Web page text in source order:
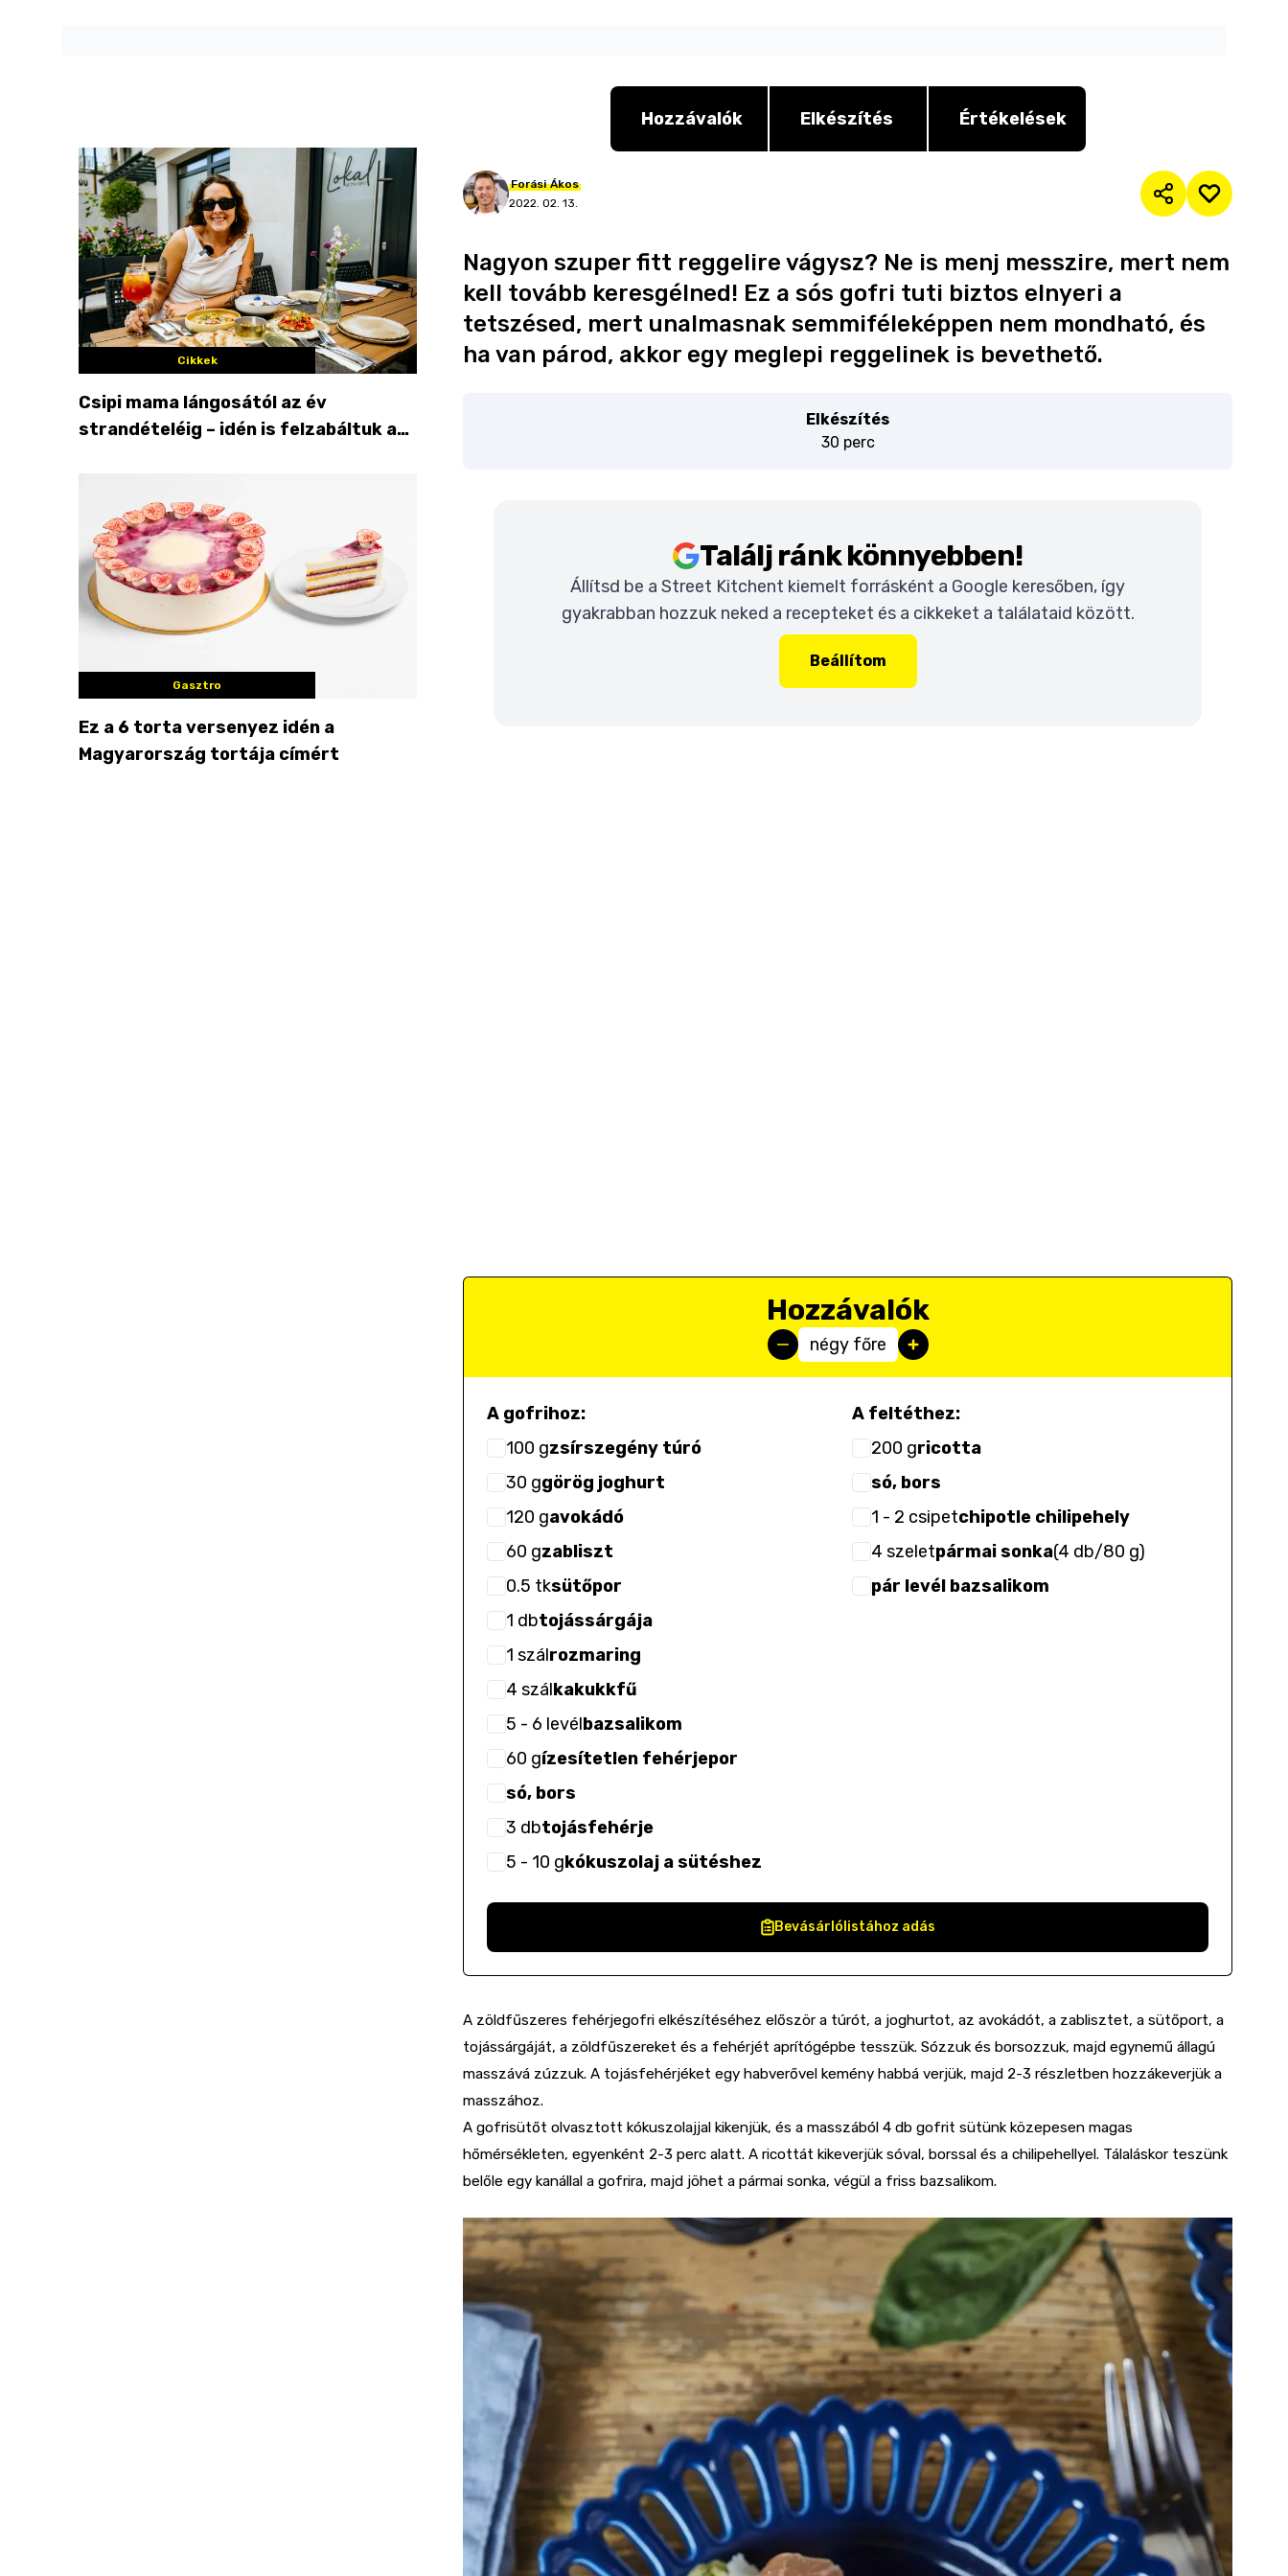
Cikkek
Csipi mama lángosától az év
strandételéig – idén is felzabáltuk a
Gasztro
Ez a 6 torta versenyez idén a
Magyarország tortája címért
Hozzávalók Elkészítés Értékelések
Forási Ákos
2022. 02. 13.
Nagyon szuper fitt reggelire vágysz? Ne is menj messzire, mert nem
kell tovább keresgélned! Ez a sós gofri tuti biztos elnyeri a
tetszésed, mert unalmasnak semmiféleképpen nem mondható, és
ha van párod, akkor egy meglepi reggelinek is bevethető.
Elkészítés
30 perc
Találj ránk könnyebben!
Állítsd be a Street Kitchent kiemelt forrásként a Google keresőben, így
gyakrabban hozzuk neked a recepteket és a cikkeket a találataid között.
Beállítom
Hozzávalók
négy főre
A gofrihoz:
100 gzsírszegény túró
30 ggörög joghurt
120 gavokádó
60 gzabliszt
0.5 tksütőpor
1 dbtojássárgája
1 szálrozmaring
4 szálkakukkfű
5 - 6 levélbazsalikom
60 gízesítetlen fehérjepor
só, bors
3 dbtojásfehérje
5 - 10 gkókuszolaj a sütéshez
A feltéthez:
200 gricotta
só, bors
1 - 2 csipetchipotle chilipehely
4 szeletpármai sonka(4 db/80 g)
pár levél bazsalikom
Bevásárlólistához adás
A zöldfűszeres fehérjegofri elkészítéséhez először a túrót, a joghurtot, az avokádót, a zablisztet, a sütőport, a
tojássárgáját, a zöldfűszereket és a fehérjét aprítógépbe tesszük. Sózzuk és borsozzuk, majd egynemű állagú
masszává zúzzuk. A tojásfehérjéket egy habverővel kemény habbá verjük, majd 2-3 részletben hozzákeverjük a
masszához.
A gofrisütőt olvasztott kókuszolajjal kikenjük, és a masszából 4 db gofrit sütünk közepesen magas
hőmérsékleten, egyenként 2-3 perc alatt. A ricottát kikeverjük sóval, borssal és a chilipehellyel. Tálaláskor teszünk
belőle egy kanállal a gofrira, majd jöhet a pármai sonka, végül a friss bazsalikom.